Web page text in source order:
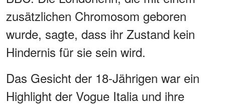
zusätzlichen Chromosom geboren
wurde, sagte, dass ihr Zustand kein
Hindernis für sie sein wird.
Das Gesicht der 18-Jährigen war ein
Highlight der Vogue Italia und ihre